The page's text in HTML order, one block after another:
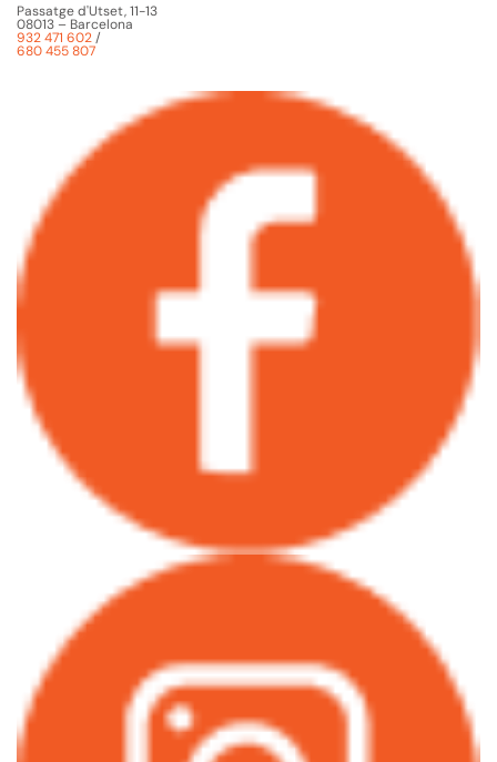
Passatge d'Utset, 11-13
08013 – Barcelona
932 471 602/
680 455 807